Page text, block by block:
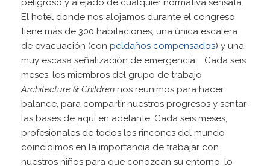
peligroso y alejado de cualquier normativa sensata.
El hotel donde nos alojamos durante el congreso
tiene más de 300 habitaciones, una única escalera
de evacuación (con peldaños compensados) y una
muy escasa señalización de emergencia. Cada seis
meses, los miembros del grupo de trabajo
Architecture & Children nos reunimos para hacer
balance, para compartir nuestros progresos y sentar
las bases de aquí en adelante. Cada seis meses,
profesionales de todos los rincones del mundo
coincidimos en la importancia de trabajar con
nuestros niños para que conozcan su entorno, lo